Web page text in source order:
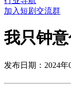
加入短剧交流群
我只钟
发布日期：2024年